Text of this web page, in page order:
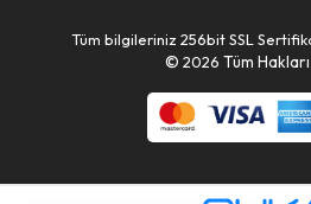
Tüm bilgileriniz 256bit SSL
© 2026 Tüm Hakları